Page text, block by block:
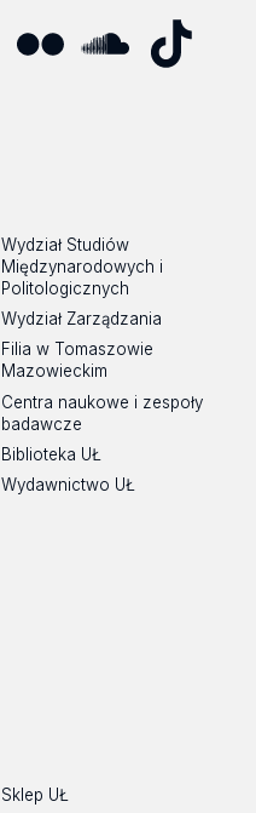
Wydział Studiów
Międzynarodowych i
Politologicznych
Wydział Zarządzania
Filia w Tomaszowie
Mazowieckim
Centra naukowe i zespoły
badawcze
Biblioteka UŁ
Wydawnictwo UŁ
Sklep UŁ